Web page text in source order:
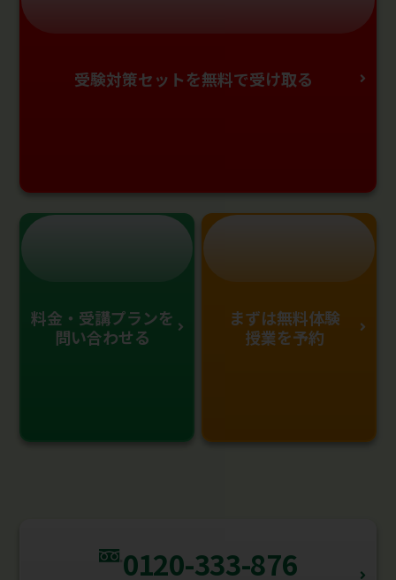
受験対策セットを無料で受け取る
料金・受講プランを
問い合わせる
まずは無料体験
授業を予約
0120-333-876